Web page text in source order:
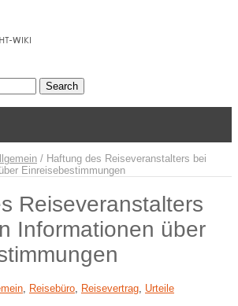
/ Haftung des Reiseveranstalters bei
Einreisebestimmungen
Reiseveranstalters
Informationen über
Reisebüro Reisevertrag Urteile